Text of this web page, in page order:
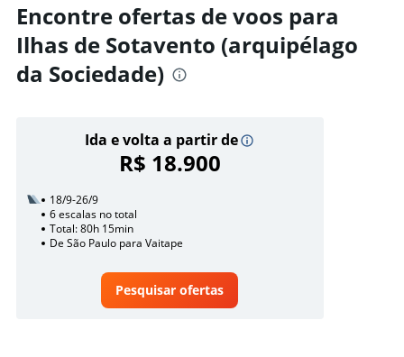
Encontre ofertas de voos para
Ilhas de Sotavento (arquipélago
da Sociedade)
Ida e volta a partir de
R$ 18.900
18/9-26/9
6 escalas no total
Total: 80h 15min
De São Paulo para Vaitape
Pesquisar ofertas